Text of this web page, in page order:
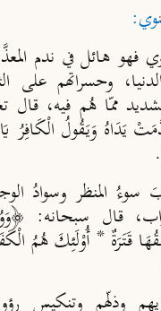
فهو هائل في ندم
وحسراتهم على
مما هم فيه، قال
يَدَاهُ وَيَقُولُ الْكَافِرُ
.
سوءُ المنظر وسواد
قال سبحانه:
قَتَرَةٌ * أُوْلَئِكَ هُمُ
وذلّهم وتنكيس